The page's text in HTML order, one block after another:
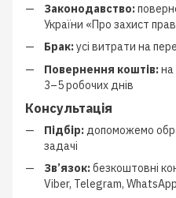
Законодавство:
України «Про захист
Брак:усі витрати на
Повернення коштів:на
3–5 робочих днів
Консультація
Підбір:допоможемо
задачі
Зв’язок:безкоштовні
Viber, Telegram,